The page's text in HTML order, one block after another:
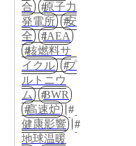
合
原子力
発電所
安
全
IAEA
核燃料サ
イクル
プ
ルトニウ
ム
BWR
高速炉
健康影響
地球温暖